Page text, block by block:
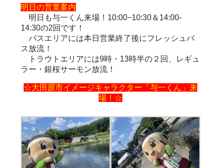
明日の営業案内
明日も与一くん来場！10:00−10:30＆14:00-
14:30の2回です！
バスエリアには本日営業終了後にフレッシュバ
ス放流！
トラウトエリアには9時・13時半の２回、レギュ
ラー・銀桜サーモン放流！
☆大田原市イメージキャラクター「与一くん」来
場！☆